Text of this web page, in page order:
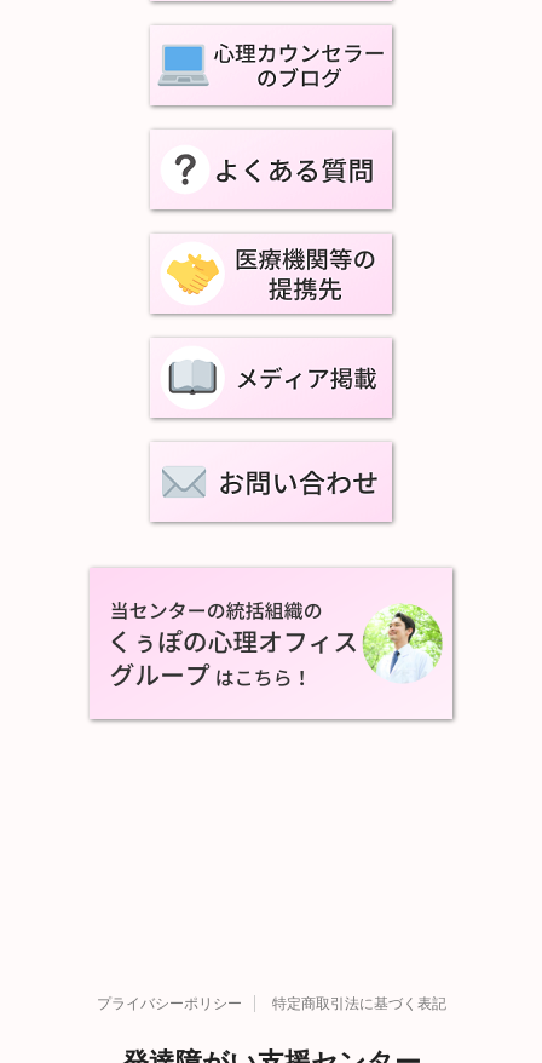
プライバシーポリシー 特定商取引法に基づく表記